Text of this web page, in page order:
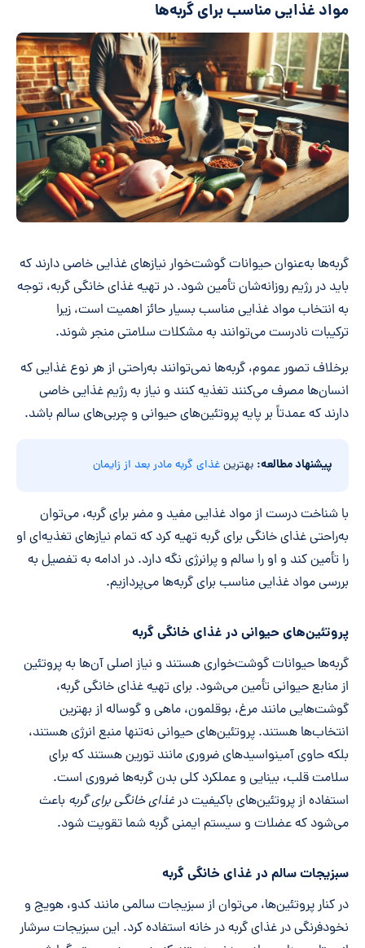
مواد غذایی مناسب برای گربه‌ها
گربه‌ها به‌عنوان حیوانات گوشت‌خوار نیازهای غذایی خاصی دارند که
باید در رژیم روزانه‌شان تأمین شود. در تهیه غذای خانگی گربه، توجه
به انتخاب مواد غذایی مناسب بسیار حائز اهمیت است، زیرا
ترکیبات نادرست می‌توانند به مشکلات سلامتی منجر شوند.
برخلاف تصور عموم، گربه‌ها نمی‌توانند به‌راحتی از هر نوع غذایی که
انسان‌ها مصرف می‌کنند تغذیه کنند و نیاز به رژیم غذایی خاصی
دارند که عمدتاً بر پایه پروتئین‌های حیوانی و چربی‌های سالم باشد.
پیشنهاد مطالعه: بهترینغذای گربه مادر بعد از زایمان
با شناخت درست از مواد غذایی مفید و مضر برای گربه، می‌توان
به‌راحتی غذای خانگی برای گربه تهیه کرد که تمام نیازهای تغذیه‌ای او
را تأمین کند و او را سالم و پرانرژی نگه دارد. در ادامه به تفصیل به
بررسی مواد غذایی مناسب برای گربه‌ها می‌پردازیم.
پروتئین‌های حیوانی در غذای خانگی گربه
گربه‌ها حیوانات گوشت‌خواری هستند و نیاز اصلی آن‌ها به پروتئین
از منابع حیوانی تأمین می‌شود. برای تهیه غذای خانگی گربه،
گوشت‌هایی مانند مرغ، بوقلمون، ماهی و گوساله از بهترین
انتخاب‌ها هستند. پروتئین‌های حیوانی نه‌تنها منبع انرژی هستند،
بلکه حاوی آمینواسیدهای ضروری مانند تورین هستند که برای
سلامت قلب، بینایی و عملکرد کلی بدن گربه‌ها ضروری است.
استفاده از پروتئین‌های باکیفیت درغذای خانگی برای گربه باعث
می‌شود که عضلات و سیستم ایمنی گربه شما تقویت شود.
سبزیجات سالم در غذای خانگی گربه
در کنار پروتئین‌ها، می‌توان از سبزیجات سالمی مانند کدو، هویج و
نخودفرنگی در غذای گربه در خانه استفاده کرد. این سبزیجات سرشار